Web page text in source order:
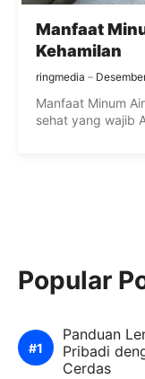
Manfaat
Kehamilan
ringmedia
Manfaat Minum
sehat yang wajib
Popular
Panduan
Pribadi
Cerdas